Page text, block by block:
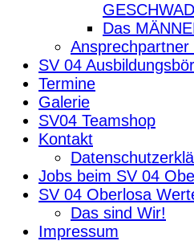
Das
Ansprechpartner
SV 04
Termine
Galerie
SV04 Teamshop
Kontakt
Jobs beim SV 04
SV 04 Oberlosa
Das sind Wir!
Impressum